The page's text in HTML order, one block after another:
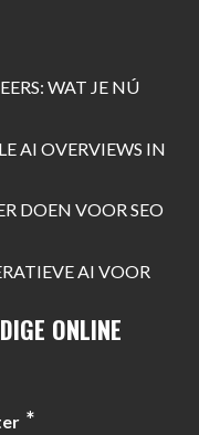
WAT JE NÚ
AI OVERVIEWS IN
DOEN VOOR SEO
AI VOOR
ONLINE
*